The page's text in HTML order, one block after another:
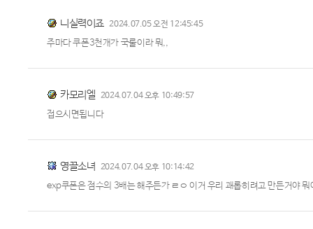
니실력이죠 2024.07.05 오전 12:45:45
주마다 쿠폰3천개가 국룰이라 뭐,,
카모리엘 2024.07.04 오후 10:49:57
접으시면됩니다
영끌소녀 2024.07.04 오후 10:14:42
exp쿠폰은 점수의 3배는 해주든가 ㄹㅇ 이거 우리 괘롭히려고 만든거야 뭐